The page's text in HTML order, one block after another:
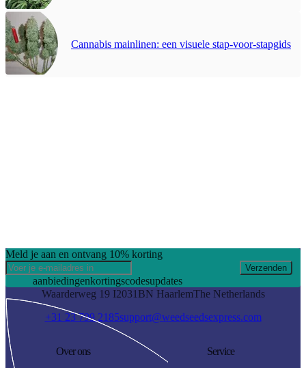
Cannabis mainlinen: een visuele stap-voor-stapgids
Meld je aan en ontvang 10% korting
Verzenden
aanbiedingenkortingscodesupdates
Waarderweg 19 I2031BN HaarlemThe Netherlands
+31 23 799 2185support@weedseedsexpress.com
Over ons
Service